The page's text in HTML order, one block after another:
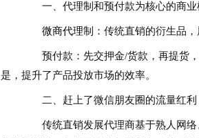
一、代理制和预付款为核心的商业
微商代理制：传统直销的衍生品
预付款：先交押金/货款，再提货，
是，提升了产品投放市场的效率。
二、赶上了微信朋友圈的流量红利
传统直销发展代理商基于熟人网络